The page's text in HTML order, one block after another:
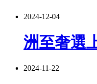
2024-12-04
洲至奢選
2024-11-22